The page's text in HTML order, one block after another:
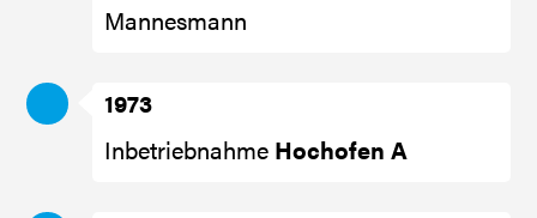
Mannesmann
1973
Inbetriebnahme Hochofen A